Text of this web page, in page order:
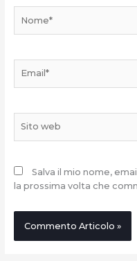
web
Salva il mio nome,
la prossima volta che